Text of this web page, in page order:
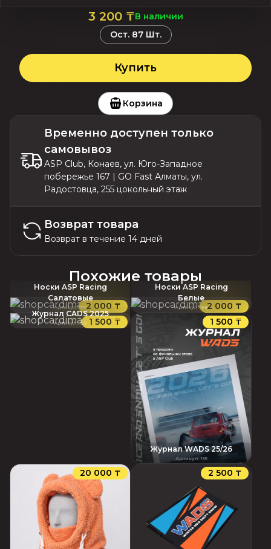
3 200₸В наличии
Ост. 87 Шт.
Купить
Корзина
Временно доступен только
самовывоз
ASP Club, Конаев, ул. Юго-Западное
побережье 167 | GO Fast Алматы, ул.
Радостовца, 255 цокольный этаж
Возврат товара
Возврат в течение 14 дней
Похожие товары
2 000 ₸
Носки ASP Racing
Салатовые
Артикул:159 2 000 ₸
Носки ASP Racing
Белые
Артикул:158
1 500 ₸
Журнал CADS 2025
Артикул:157 1 500 ₸
Журнал WADS 25/26
Артикул:155
20 000 ₸ 2 500 ₸